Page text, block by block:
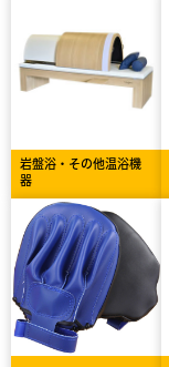
岩盤浴・その他温浴機
器